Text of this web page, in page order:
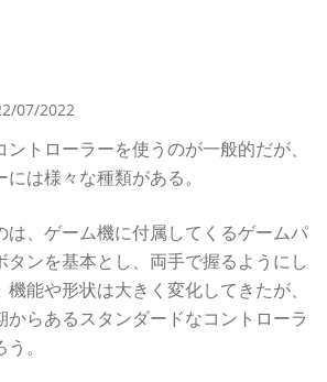
07/2022
トローラーを使うのが一般的だが、
は様々な種類がある。
は、ゲーム機に付属してくるゲームパ
タンを基本とし、両手で握るようにし
能や形状は大きく変化してきたが、
からあるスタンダードなコントローラ
。